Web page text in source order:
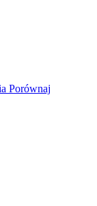
Porównaj